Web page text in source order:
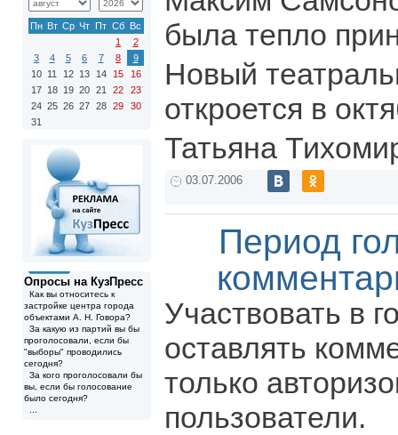
Пн Вт Ср Чт Пт Сб Вс
1
2
3
4 5 6 7 8
9
10 11 12 13 14 15
16
17 18 19 20 21 22
23
24 25 26 27 28 29
30
31
Опросы на КузПресс
Как вы относитесь к
застройке центра города
объектами А. Н. Говора?
За какую из партий вы бы
проголосовали, если бы
"выборы" проводились
сегодня?
За кого проголосовали бы
вы, если бы голосование
было сегодня?
была тепло
Новый
откроется в
Татьяна
03.07.2006
Период
Участвовать в
оставлять
только
пользователи.